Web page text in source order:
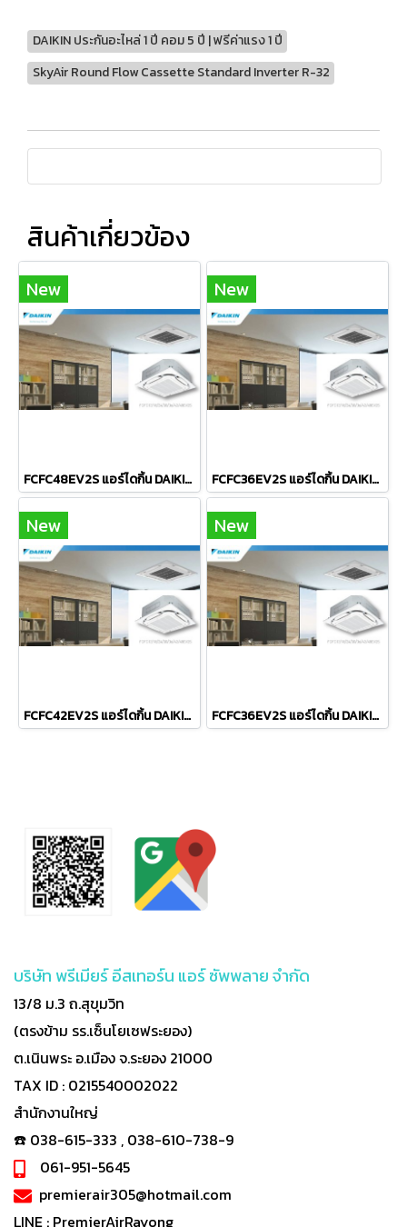
DAIKIN ประกันอะไหล่ 1 ปี คอม 5 ปี | ฟรีค่าแรง 1 ปี
SkyAir Round Flow Cassette Standard Inverter R-32
สินค้าเกี่ยวข้อง
New
FCFC48EV2S แอร์ไดกิ้น DAIKIN แบบฝังฝ้าเพดาน รุ่น SkyAir Round Flow Cassette Standard Inverter R-32 ขนาด 48,000BTU(21200-52500) #5 ⭐ ระบบไฟ 380V รีโมทไร้สาย 2026 (เฉพาะเครื่อง)
New
FCFC36EV2S แอร์ไดกิ้น DAIKIN แบบฝังฝ้าเพดาน รุ่น SkyAir Round Flow Cassette Standard Inverter R-32 ขนาด 36,000BTU(17100-38200) #5 ⭐ ระบบไฟ 380V รีโมทไร้สาย 2026 (เฉพาะเครื่อง)
New
FCFC42EV2S แอร์ไดกิ้น DAIKIN แบบฝังฝ้าเพดาน รุ่น SkyAir Round Flow Cassette Standard Inverter R-32 ขนาด 42,000BTU(19500-47800) #5 ⭐ ระบบไฟ 380V รีโมทไร้สาย 2026 (เฉพาะเครื่อง)
New
FCFC36EV2S แอร์ไดกิ้น DAIKIN แบบฝังฝ้าเพดาน รุ่น SkyAir Round Flow Cassette Standard Inverter R-32 ขนาด 36,000BTU(17100-38200) #5 รีโมทไร้สาย 2026 (เฉพาะเครื่อง)
บริษัท พรีเมียร์ อีสเทอร์น แอร์ ซัพพลาย จำกัด
13/8 ม.3 ถ.สุขุมวิท
(ตรงข้าม รร.เซ็นโยเซฟระยอง)
ต.เนินพระ อ.เมือง จ.ระยอง 21000
TAX ID : 0215540002022
สำนักงานใหญ่
☎️ 038-615-333 , 038-610-738-9
061-951-5645
premierair305@hotmail.com
LINE : PremierAirRayong